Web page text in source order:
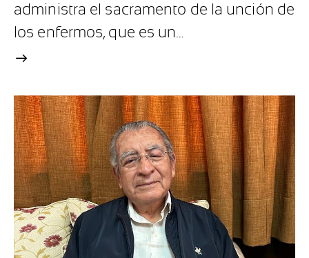
administra el sacramento de la unción de
los enfermos, que es un…